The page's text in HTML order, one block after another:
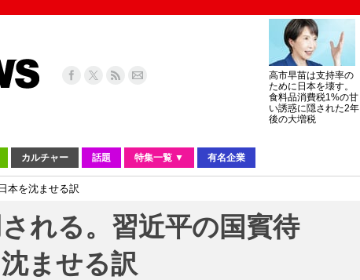
高市早苗は支持率の
ために日本を壊す。
食料品消費税1%の甘
い誘惑に隠された2年
後の大増税
カルチャー 話題 特集一覧 ▼ 有名企業
本を沈ませる訳
れる。習近平の国賓待
ませる訳